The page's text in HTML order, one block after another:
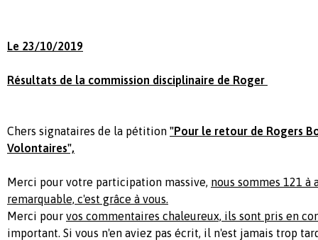
Le 23/10/2019
Résultats de la commission disciplinaire de Roger
Chers signataires de la pétition "Pour le retour de Rogers
Volontaires",
Merci pour votre participation massive, nous sommes 121 à
remarquable, c'est grâce à vous.
Merci pour vos commentaires chaleureux, ils sont pris en
important. Si vous n'en aviez pas écrit, il n'est jamais trop